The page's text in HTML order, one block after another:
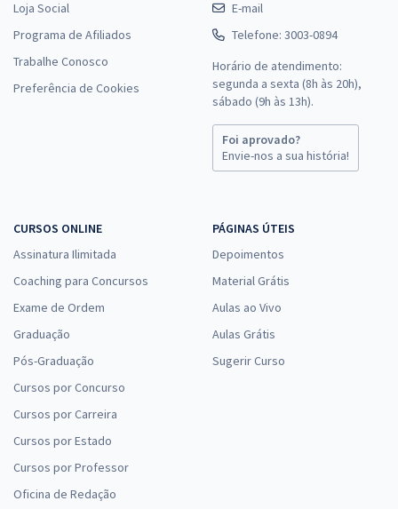
Loja Social
Programa de Afiliados
Trabalhe Conosco
Preferência de Cookies
E-mail
Telefone: 3003-0894
Horário de atendimento:
segunda a sexta (8h às 20h),
sábado (9h às 13h).
Foi aprovado?
Envie-nos a sua história!
CURSOS ONLINE
Assinatura Ilimitada
Coaching para Concursos
Exame de Ordem
Graduação
Pós-Graduação
Cursos por Concurso
Cursos por Carreira
Cursos por Estado
Cursos por Professor
Oficina de Redação
PÁGINAS ÚTEIS
Depoimentos
Material Grátis
Aulas ao Vivo
Aulas Grátis
Sugerir Curso